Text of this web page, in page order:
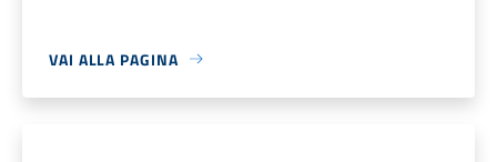
VAI ALLA PAGINA